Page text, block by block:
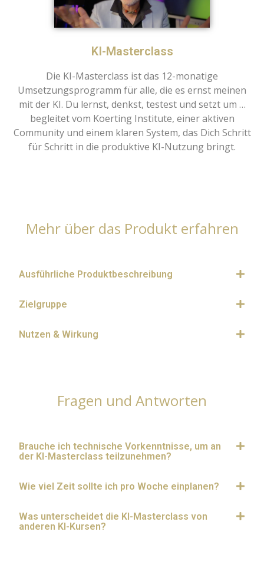
KI-Masterclass
Die KI-Masterclass ist das 12-monatige
Umsetzungsprogramm für alle, die es ernst meinen
mit der KI. Du lernst, denkst, testest und setzt um …
begleitet vom Koerting Institute, einer aktiven
Community und einem klaren System, das Dich Schritt
für Schritt in die produktive KI-Nutzung bringt.
Mehr über das Produkt erfahren
Ausführliche Produktbeschreibung
Zielgruppe
Nutzen & Wirkung
Fragen und Antworten
Brauche ich technische Vorkenntnisse, um an
der KI-Masterclass teilzunehmen?
Wie viel Zeit sollte ich pro Woche einplanen?
Was unterscheidet die KI-Masterclass von
anderen KI-Kursen?